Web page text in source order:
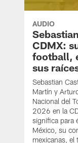
AUDIO
CDMX:
football,
sus
Sebastian
Martín y
Nacional del
2026 en la
significa para
México, su
mexicanas, el